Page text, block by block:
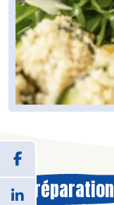
Préparation